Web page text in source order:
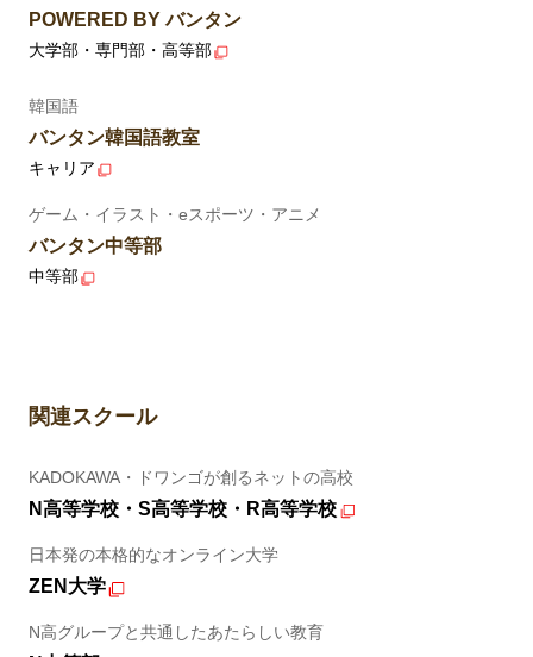
POWERED BY バンタン
大学部・専門部・高等部
韓国語
バンタン韓国語教室
キャリア
ゲーム・イラスト・eスポーツ・アニメ
バンタン中等部
中等部
関連スクール
KADOKAWA・ドワンゴが創るネットの高校
N高等学校・S高等学校・R高等学校
日本発の本格的なオンライン大学
ZEN大学
N高グループと共通したあたらしい教育